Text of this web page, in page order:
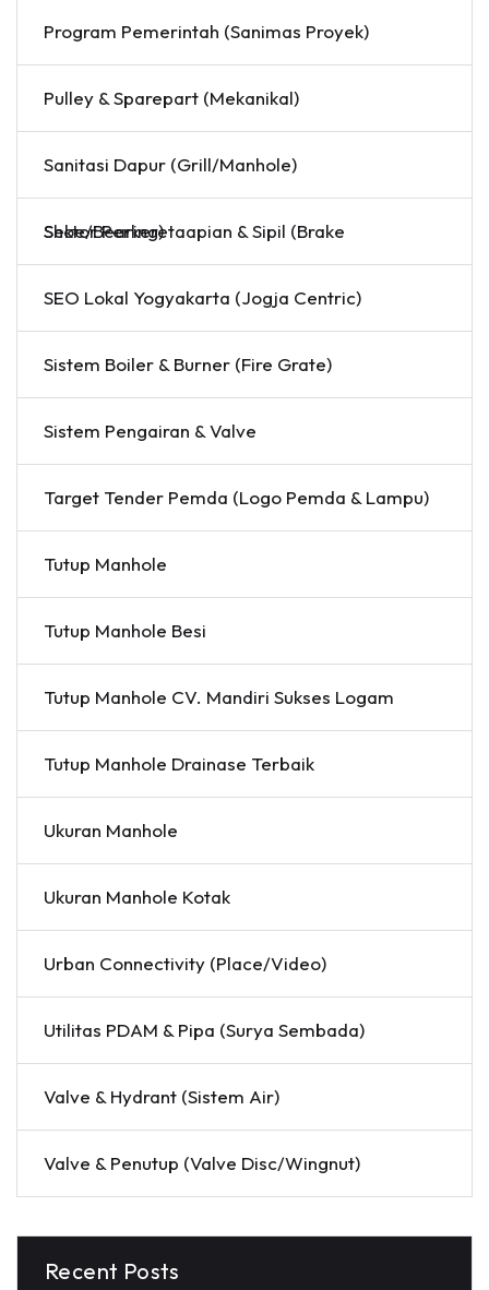
Program Pemerintah (Sanimas Proyek)
Pulley & Sparepart (Mekanikal)
Sanitasi Dapur (Grill/Manhole)
Sektor Perkeretaapian & Sipil (Brake Shoe/Bearing)
SEO Lokal Yogyakarta (Jogja Centric)
Sistem Boiler & Burner (Fire Grate)
Sistem Pengairan & Valve
Target Tender Pemda (Logo Pemda & Lampu)
Tutup Manhole
Tutup Manhole Besi
Tutup Manhole CV. Mandiri Sukses Logam
Tutup Manhole Drainase Terbaik
Ukuran Manhole
Ukuran Manhole Kotak
Urban Connectivity (Place/Video)
Utilitas PDAM & Pipa (Surya Sembada)
Valve & Hydrant (Sistem Air)
Valve & Penutup (Valve Disc/Wingnut)
Recent Posts